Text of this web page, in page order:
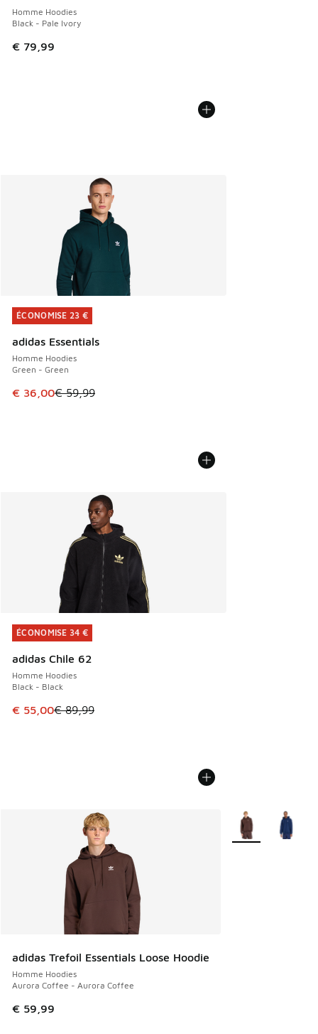
Homme Hoodies
Black - Pale Ivory
€ 79,99
ÉCONOMISE 23 €
adidas Essentials
Homme Hoodies
Green - Green
Cet article est en promotion. Prix en baisse de € 59,99 à
€ 36,00€ 59,99
ÉCONOMISE 23 €
ÉCONOMISE 34 €
adidas Chile 62
Homme Hoodies
Black - Black
Cet article est en promotion. Prix en baisse de € 89,99 à
€ 55,00€ 89,99
ÉCONOMISE 34 €
adidas Trefoil Essentials Loose Hoodie
Homme Hoodies
Aurora Coffee - Aurora Coffee
€ 59,99
Plus de couleurs